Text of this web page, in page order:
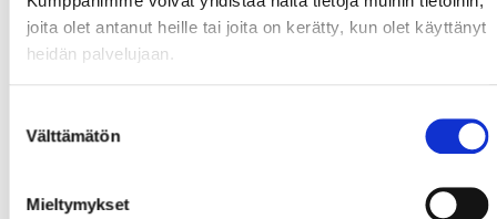
joita olet antanut heille tai joita on kerätty, kun olet käyttänyt
heidän palvelujaan.
valinta
Välttämätön
Mieltymykset